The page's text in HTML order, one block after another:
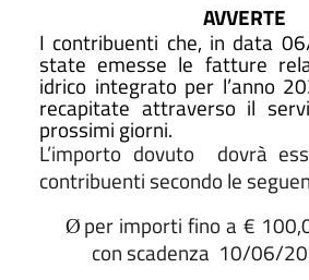
AVVERTE
I contribuenti che, in data
state emesse le fatture
idrico integrato per l’anno
recapitate attraverso il
prossimi giorni.
L’importo dovuto
dovrà
contribuenti secondo le
Ø per importi fino a €
con scadenza 10/06/